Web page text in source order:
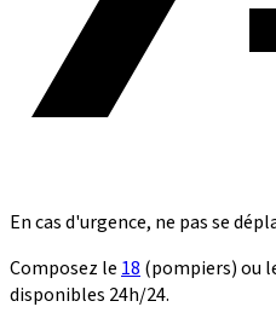
En cas d'urgence, ne pas se
Composez le 18 (pompiers) ou
disponibles 24h/24.